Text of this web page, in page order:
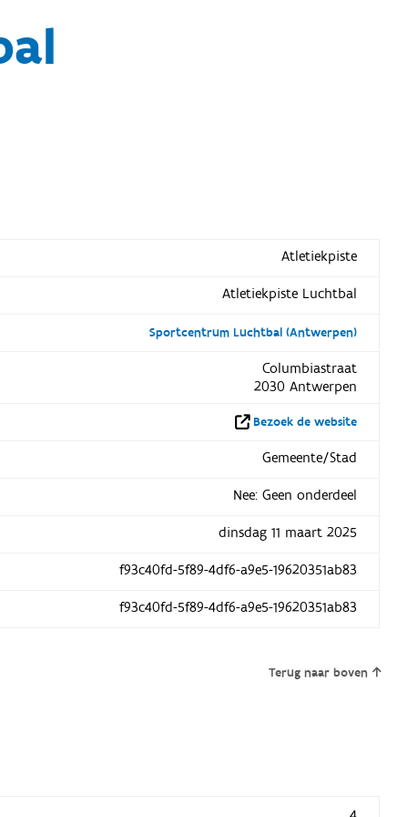
Atletiekpiste
Atletiekpiste Luchtbal
Sportcentrum Luchtbal (Antwerpen)
Columbiastraat
2030 Antwerpen
Bezoek de website
Gemeente/Stad
Nee: Geen onderdeel
dinsdag 11 maart 2025
f93c40fd-5f89-4df6-a9e5-19620351ab83
f93c40fd-5f89-4df6-a9e5-19620351ab83
Terug naar boven